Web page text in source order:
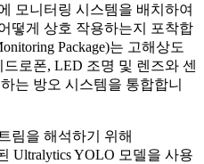
모니터링 시스템을 배치하여
떻게 상호 작용하는지 포착합
Package)는 고해상도
로폰, LED 조명 및 렌즈와 센
는 방오 시스템을 통합합니
림을 해석하기 위해
Ultralytics YOLO 모델을 사용